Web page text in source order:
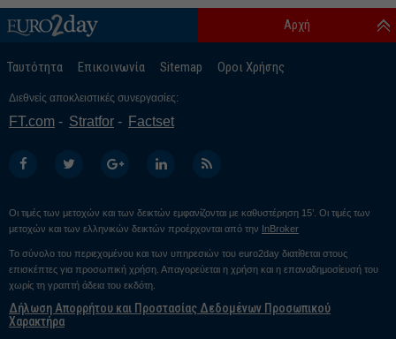
Ταυτότητα Επικοινωνία Sitemap Οροι Χρήσης
Αρχή
Διεθνείς αποκλειστικές συνεργασίες:
FT.com Stratfor Factset
Οι τιμές των μετοχών και των δεικτών εμφανίζονται με καθυστέρηση 15’. Οι τιμές των
μετοχών και των ελληνικών δεικτών προέρχονται από την InBroker
Το σύνολο του περιεχομένου και των υπηρεσιών του euro2day διατίθεται στους
επισκέπτες για προσωπική χρήση. Απαγορεύεται η χρήση και η επαναδημοσίευσή του
χωρίς τη γραπτή άδεια του εκδότη.
Δήλωση Απορρήτου και Προστασίας Δεδομένων Προσωπικού
Χαρακτήρα